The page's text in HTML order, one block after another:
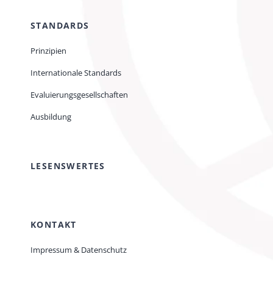
STANDARDS
Prinzipien
Internationale Standards
Evaluierungsgesellschaften
Ausbildung
LESENSWERTES
KONTAKT
Impressum & Datenschutz